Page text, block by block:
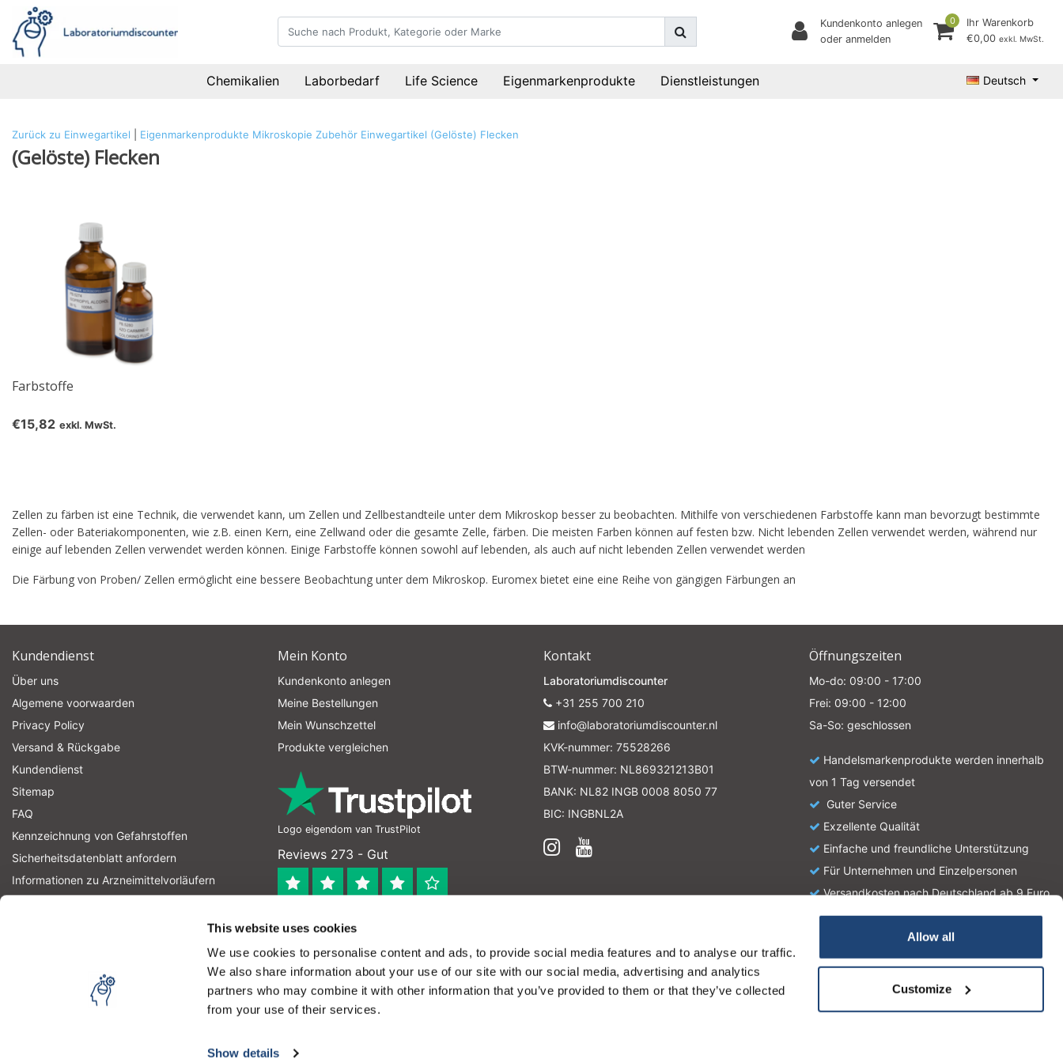
This website uses cookies
We use cookies to personalise content and ads, to provide social media features and to analyse our traffic.
We also share information about your use of our site with our social media, advertising and analytics
partners who may combine it with other information that you’ve provided to them or that they’ve collected
from your use of their services.
Show details
Allow all
Customize
Kundenkonto anlegen
oder anmelden
0
Ihr Warenkorb
€0,00 exkl. MwSt.
Chemikalien Laborbedarf Life Science Eigenmarkenprodukte Dienstleistungen Deutsch
Zurück zu Einwegartikel Eigenmarkenprodukte Mikroskopie Zubehör Einwegartikel (Gelöste) Flecken
(Gelöste) Flecken
Farbstoffe
€15,82 exkl. MwSt.
Zellen zu färben ist eine Technik, die verwendet kann, um Zellen und Zellbestandteile unter dem Mikroskop besser zu beobachten. Mithilfe von verschiedenen Farbstoffe kann man bevorzugt bestimmte
Zellen- oder Bateriakomponenten, wie z.B. einen Kern, eine Zellwand oder die gesamte Zelle, färben. Die meisten Farben können auf festen bzw. Nicht lebenden Zellen verwendet werden, während nur
einige auf lebenden Zellen verwendet werden können. Einige Farbstoffe können sowohl auf lebenden, als auch auf nicht lebenden Zellen verwendet werden
Die Färbung von Proben/ Zellen ermöglicht eine bessere Beobachtung unter dem Mikroskop. Euromex bietet eine eine Reihe von gängigen Färbungen an
Kundendienst
Über uns
Algemene voorwaarden
Privacy Policy
Versand & Rückgabe
Kundendienst
Sitemap
FAQ
Kennzeichnung von Gefahrstoffen
Sicherheitsdatenblatt anfordern
Informationen zu Arzneimittelvorläufern
Mein Konto
Kundenkonto anlegen
Meine Bestellungen
Mein Wunschzettel
Produkte vergleichen
Logo eigendom van TrustPilot
Reviews 273 - Gut
Kontakt
Laboratoriumdiscounter
+31 255 700 210
info@laboratoriumdiscounter.nl
KVK-nummer: 75528266
BTW-nummer: NL869321213B01
BANK: NL82 INGB 0008 8050 77
BIC: INGBNL2A
Öffnungszeiten
Mo-do: 09:00 - 17:00
Frei: 09:00 - 12:00
Sa-So: geschlossen
Handelsmarkenprodukte werden innerhalb
von 1 Tag versendet
Guter Service
Exzellente Qualität
Einfache und freundliche Unterstützung
Für Unternehmen und Einzelpersonen
Versandkosten nach Deutschland ab 9 Euro
Let op! Op onze productomschrijvingen kunnen geen rechten verleend worden en zijn enkel ter educatie en/of informatie en zijn geen handleiding of omschrijving hoe u het
product kan en mag gebruiken. U bent zelf verantwoordelijk voor het toepassen van eventuele nationale en internationale wetgeving omtrent het gebruik van chemicaliën.
receive a 10% discount on your next purchase for all chemical products from
our own brand 😀
Subscribe
Your discount applies to orders above €50,00